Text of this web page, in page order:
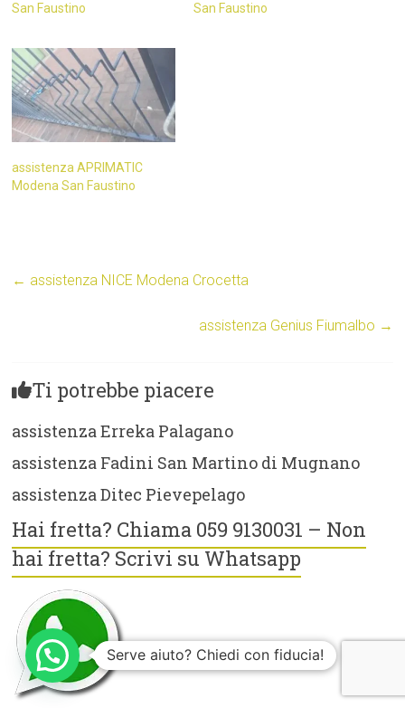
San Faustino
San Faustino
assistenza APRIMATIC
Modena San Faustino
← assistenza NICE Modena Crocetta
assistenza Genius Fiumalbo →
Ti potrebbe piacere
assistenza Erreka Palagano
assistenza Fadini San Martino di Mugnano
assistenza Ditec Pievepelago
Hai fretta? Chiama 059 9130031 – Non
hai fretta? Scrivi su Whatsapp
Serve aiuto? Chiedi con fiducia!